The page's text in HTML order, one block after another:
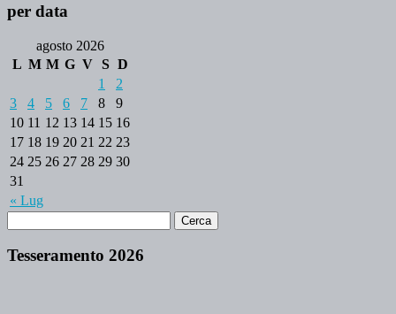
per data
agosto 2026
L M M G V S D
« Lug
1
2
3
4 5 6 7 8
9
10 11 12 13 14 15 16
17 18 19 20 21 22 23
24 25 26 27 28 29 30
31
Tesseramento 2026